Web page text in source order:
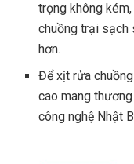
trọng không
chuồng trại sạch
hơn.
Để xịt rửa
cao mang
công nghệ Nhật